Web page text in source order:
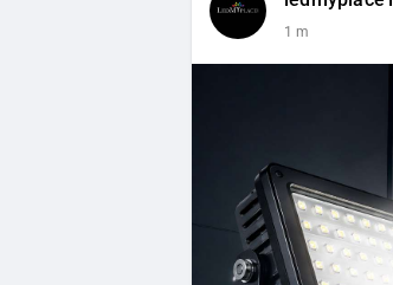
1 m